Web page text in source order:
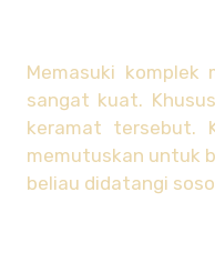
Memasuki
sangat kuat.
keramat tersebut.
memutuskan untuk
beliau didatangi